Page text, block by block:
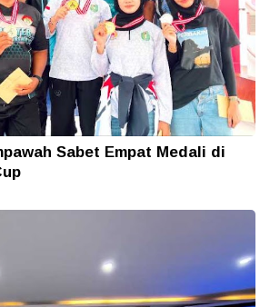
Sabet Empat Medali di